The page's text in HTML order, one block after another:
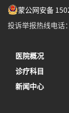
蒙公网安备
投诉举报热线电话
医院概况
诊疗科目
新闻中心